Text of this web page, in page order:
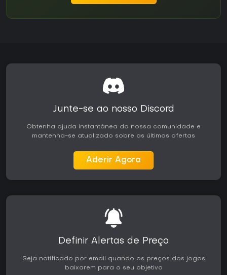
Junte-se ao nosso Discord
Obtenha ajuda instantânea da nossa comunidade e
mantenha-se atualizado sobre as últimas ofertas
Aderir Agora
Definir Alertas de Preço
Seja notificado por email quando os preços dos jogos
baixarem para o seu objetivo